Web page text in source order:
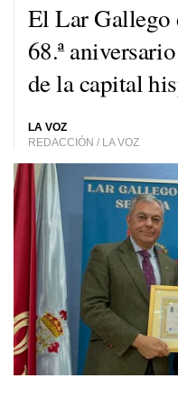
El Lar Gallego
68.ª
de la capital
LA VOZ
REDACCIÓN / LA VOZ